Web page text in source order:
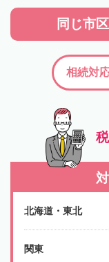
同じ市
相続対
北海道・東北
関東